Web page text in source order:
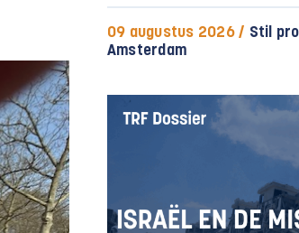
09 augustus 2026 / Stil
Amsterdam